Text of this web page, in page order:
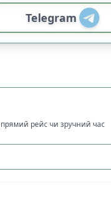
Telegram
прямий рейс чи зручний час